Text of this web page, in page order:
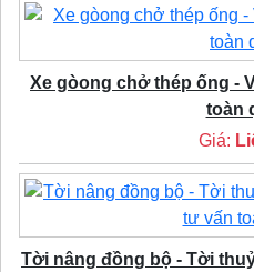
Xe gòong chở thép ống -
toàn
Giá:
Tời nâng đồng bộ - Tời